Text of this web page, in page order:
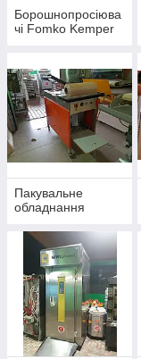
Борошнопросіюва
чі Fomko Kemper
Пакувальне
обладнання